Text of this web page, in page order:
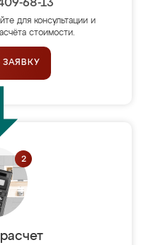
68-13
для консультации и
стоимости.